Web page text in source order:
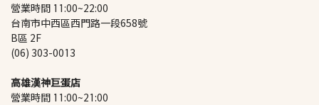
營業時間 11:00~22:00
台南市中西區西門路一段658號
B區 2F
(06) 303-0013
高雄漢神巨蛋店
營業時間 11:00~21:00